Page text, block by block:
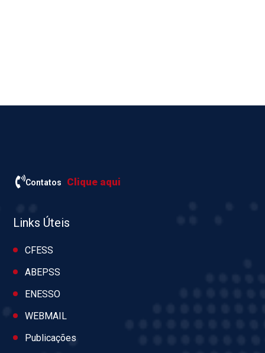
Contatos Clique aqui
Links Úteis
CFESS
ABEPSS
ENESSO
WEBMAIL
Publicações